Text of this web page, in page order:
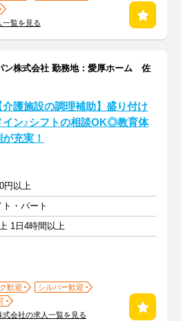
一覧を見る
ン株式会社 勤務地：愛厚ホーム 佐
介護施設の調理補助】盛り付け
イン♪シフトの相談OK◎教育体
が充実！
円以上
・パート
1日4時間以上
歓迎
シルバー歓迎
会社の求人一覧を見る